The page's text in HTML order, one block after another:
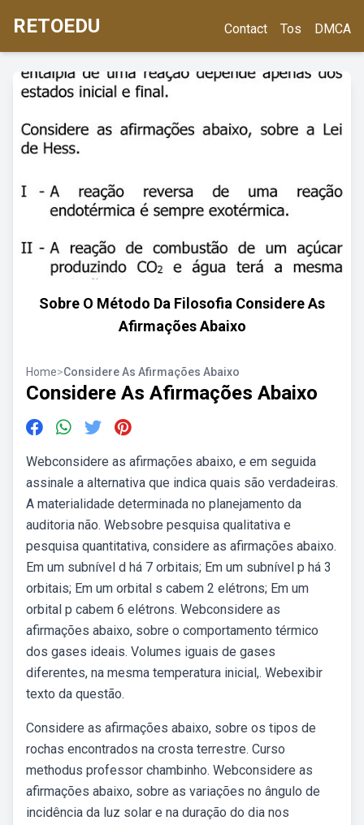
RETOEDU Contact Tos DMCA
Sobre O Método Da Filosofia Considere As
Afirmações Abaixo
Home>Considere As Afirmações Abaixo
Considere As Afirmações Abaixo
Webconsidere as afirmações abaixo, e em seguida
assinale a alternativa que indica quais são verdadeiras.
A materialidade determinada no planejamento da
auditoria não. Websobre pesquisa qualitativa e
pesquisa quantitativa, considere as afirmações abaixo.
Em um subnível d há 7 orbitais; Em um subnível p há 3
orbitais; Em um orbital s cabem 2 elétrons; Em um
orbital p cabem 6 elétrons. Webconsidere as
afirmações abaixo, sobre o comportamento térmico
dos gases ideais. Volumes iguais de gases
diferentes, na mesma temperatura inicial,. Webexibir
texto da questão.
Considere as afirmações abaixo, sobre os tipos de
rochas encontrados na crosta terrestre. Curso
methodus professor chambinho. Webconsidere as
afirmações abaixo, sobre as variações no ângulo de
incidência da luz solar e na duração do dia nos